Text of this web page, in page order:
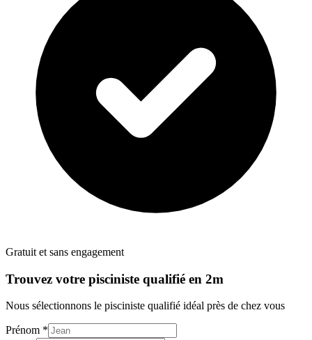
Gratuit et sans engagement
Trouvez votre pisciniste qualifié en 2m
Nous sélectionnons le pisciniste qualifié idéal près de chez vous
Prénom *